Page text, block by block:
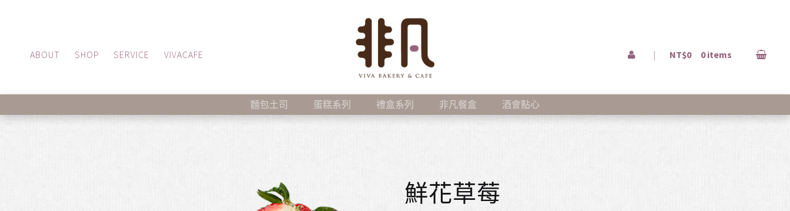
ABOUT SHOP SERVICE VIVACAFE | NT$0 0 items
麵包土司 蛋糕系列 禮盒系列 非凡餐盒 酒會點心
鮮花草莓